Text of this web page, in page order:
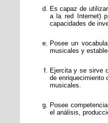
Es capaz de
a la red Internet)
capacidades de
Posee un
musicales y
Ejercita y se sirve
de enriquecimiento
musicales.
Posee
el análisis,